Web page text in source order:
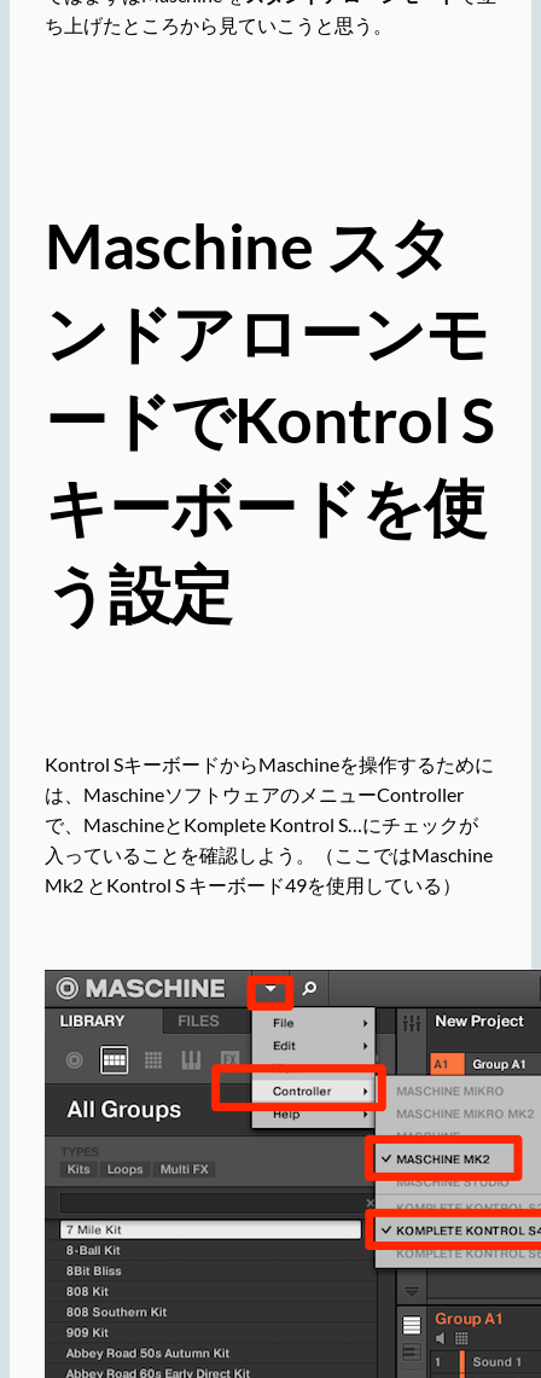
ち上げたところから見ていこうと思う。
Maschine スタ
ンドアローンモ
ードでKontrol S
キーボードを使
う設定
Kontrol SキーボードからMaschineを操作するために
は、MaschineソフトウェアのメニューController
で、MaschineとKomplete Kontrol S…にチェックが
入っていることを確認しよう。（ここではMaschine
Mk2 とKontrol S キーボード49を使用している）